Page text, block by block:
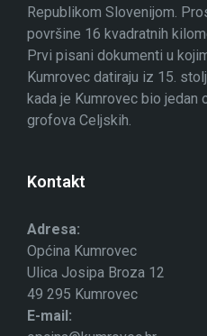
Republikom Slovenijom.
površine 16 kvadratnih
Prvi pisani dokumenti u
Kumrovec datiraju iz 15.
kada je Kumrovec bio jedan
grofova Celjskih.
Kontakt
Adresa:
Općina Kumrovec
Ulica Josipa Broza 12
49 295 Kumrovec
E-mail: